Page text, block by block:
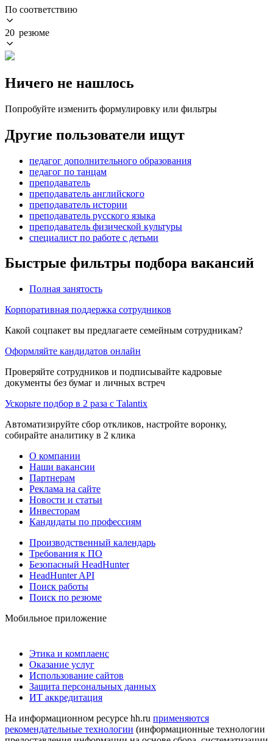
По соответствию
20 резюме
Ничего не нашлось
Попробуйте изменить формулировку или фильтры
Другие пользователи ищут
педагог дополнительного образования
педагог по танцам
преподаватель
преподаватель английского
преподаватель истории
преподаватель русского языка
преподаватель физической культуры
специалист по работе с детьми
Быстрые фильтры подбора вакансий
Полная занятость
Корпоративная поддержка сотрудников
Какой соцпакет вы предлагаете семейным сотрудникам?
Оформляйте кандидатов онлайн
Проверяйте сотрудников и подписывайте кадровые
документы без бумаг и личных встреч
Ускорьте подбор в 2 раза с Talantix
Автоматизируйте сбор откликов, настройте воронку,
собирайте аналитику в 2 клика
О компании
Наши вакансии
Партнерам
Реклама на сайте
Новости и статьи
Инвесторам
Кандидаты по профессиям
Производственный календарь
Требования к ПО
Безопасный HeadHunter
HeadHunter API
Поиск работы
Поиск по резюме
Мобильное приложение
Этика и комплаенс
Оказание услуг
Использование сайтов
Защита персональных данных
ИТ аккредитация
На информационном ресурсе hh.ru применяются
рекомендательные технологии (информационные технологии